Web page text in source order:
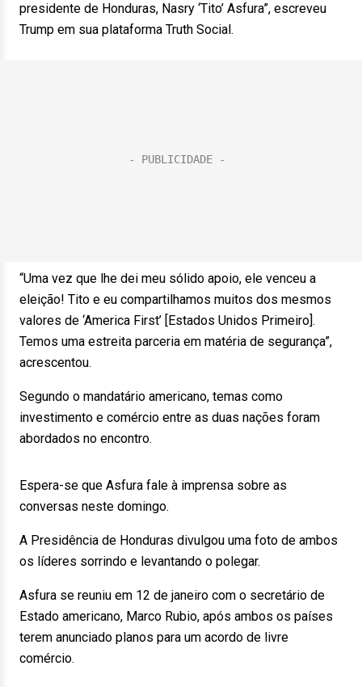
presidente de Honduras, Nasry ‘Tito’ Asfura”, escreveu
Trump em sua plataforma Truth Social.
“Uma vez que lhe dei meu sólido apoio, ele venceu a
eleição! Tito e eu compartilhamos muitos dos mesmos
valores de ‘America First’ [Estados Unidos Primeiro].
Temos uma estreita parceria em matéria de segurança”,
acrescentou.
Segundo o mandatário americano, temas como
investimento e comércio entre as duas nações foram
abordados no encontro.
Espera-se que Asfura fale à imprensa sobre as
conversas neste domingo.
A Presidência de Honduras divulgou uma foto de ambos
os líderes sorrindo e levantando o polegar.
Asfura se reuniu em 12 de janeiro com o secretário de
Estado americano, Marco Rubio, após ambos os países
terem anunciado planos para um acordo de livre
comércio.